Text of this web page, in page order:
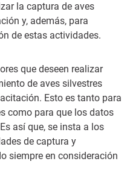
la captura de aves
y, además, para
de estas actividades.
que deseen realizar
de aves silvestres
Esto es tanto para
como para que los datos
así que, se insta a los
de captura y
siempre en consideración